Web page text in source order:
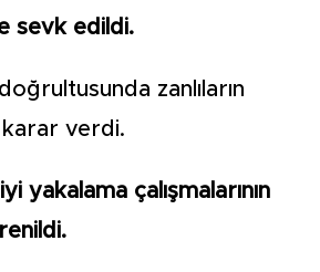
sevk edildi.
zanlıların
karar verdi.
yakalama çalışmalarının